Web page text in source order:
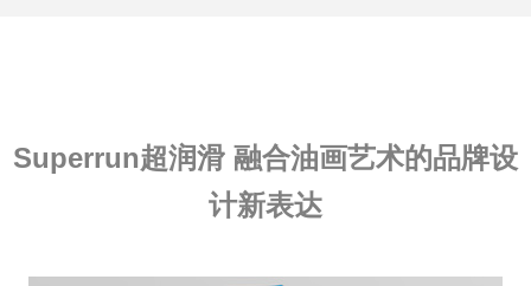
Superrun超润滑 融合油画艺术的品牌设
计新表达